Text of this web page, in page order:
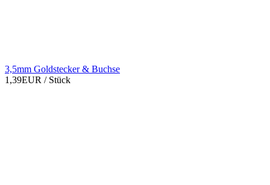
3,5mm Goldstecker & Buchse
1,39EUR / Stück